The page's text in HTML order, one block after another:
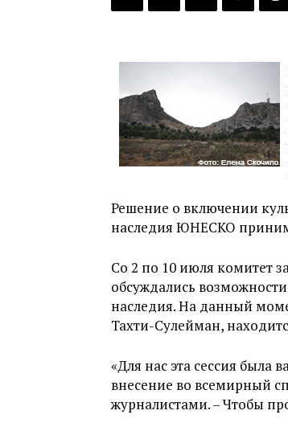
Решение о включении
наследия ЮНЕСКО
Со 2 по 10 июля комитет
обсуждались
наследия. На данный
Тахти-Сулейман,
«Для нас эта сессия
внесение во всемирный
журналистами. – Чтобы